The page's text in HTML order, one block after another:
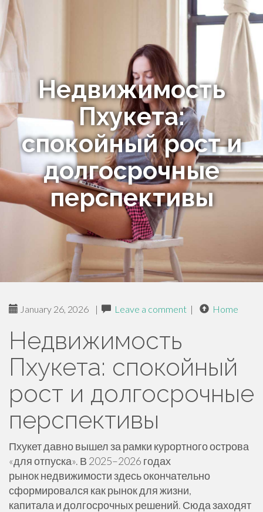
Недвижимость
Пхукета:
спокойный рост и
долгосрочные
перспективы
January 26, 2026 | Leave a comment | Home
Недвижимость
Пхукета: спокойный
рост и долгосрочные
перспективы
Пхукет давно вышел за рамки курортного острова
«для отпуска». В 2025–2026 годах
рынок недвижимости здесь окончательно
сформировался как рынок для жизни,
капитала и долгосрочных решений. Сюда заходят